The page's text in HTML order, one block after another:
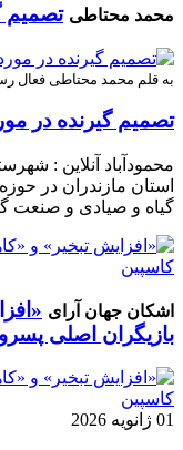
محمد محتاطی تصمیم
به قلم محمد محتاطی فعال
تصمیم گیرنده در
محمودآباد آنلاین :
استان مازندران در
گیاه و صیادی و صنعت
اشکان جهان آرای
بازیگران اصلی
01 ژانویه 2026